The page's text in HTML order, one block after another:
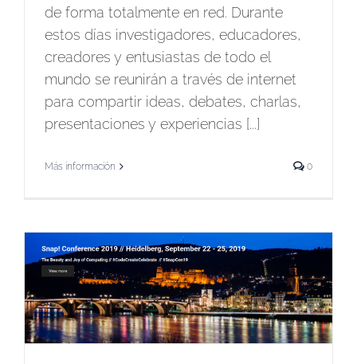
de forma totalmente en red. Durante
estos días investigadores, educadores,
creadores y entusiastas de todo el
mundo se reunirán a través de internet
para compartir ideas, debates, charlas,
presentaciones y experiencias [...]
Más información 0